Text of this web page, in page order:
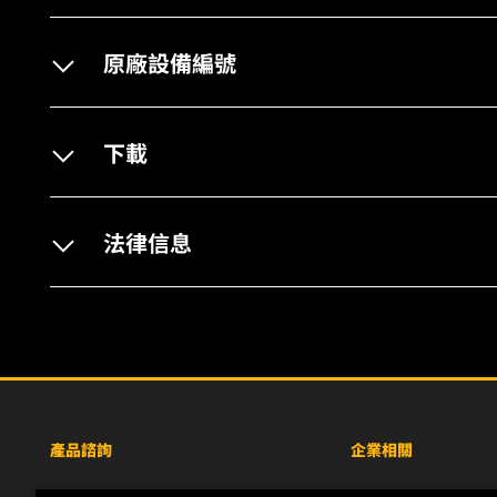
原廠設備編號
下載
法律信息
產品諮詢 企業相關